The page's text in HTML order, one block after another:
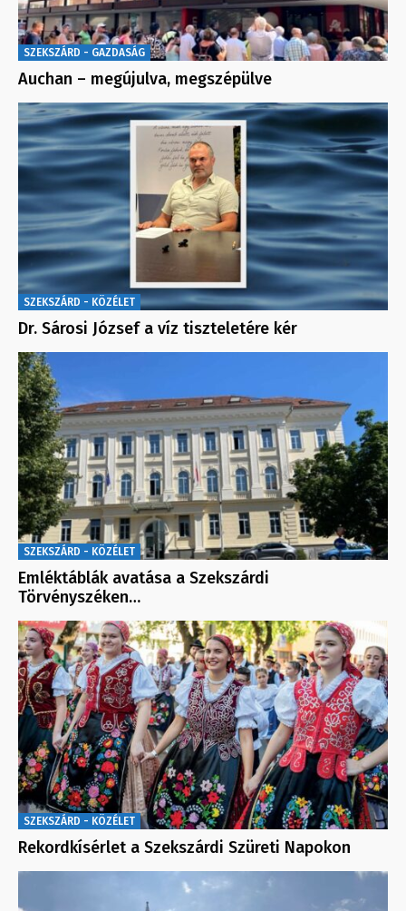
SZEKSZÁRD - GAZDASÁG
Auchan – megújulva, megszépülve
SZEKSZÁRD - KÖZÉLET
Dr. Sárosi József a víz tiszteletére kér
SZEKSZÁRD - KÖZÉLET
Emléktáblák avatása a Szekszárdi
Törvényszéken…
SZEKSZÁRD - KÖZÉLET
Rekordkísérlet a Szekszárdi Szüreti Napokon